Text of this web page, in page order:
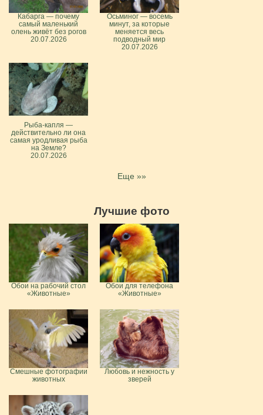
Кабарга — почему
самый маленький
олень живёт без рогов
20.07.2026
Осьминог — восемь
минут, за которые
меняется весь
подводный мир
20.07.2026
Рыба-капля —
действительно ли она
самая уродливая рыба
на Земле?
20.07.2026
Еще »»
Лучшие фото
Обои на рабочий стол
«Животные»
Обои для телефона
«Животные»
Смешные фотографии
животных
Любовь и нежность у
зверей